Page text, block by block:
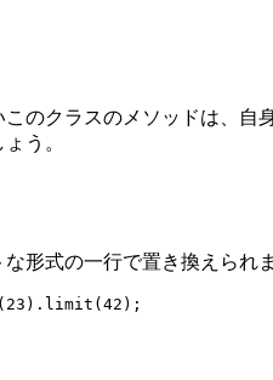
のクラスのメソッドは、
う。
形式の一行で置き換えられま